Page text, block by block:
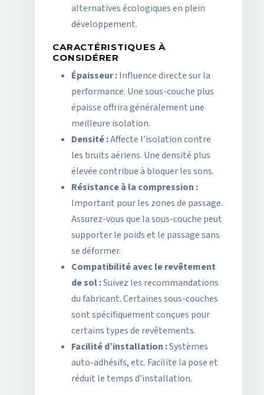
alternatives écologiques en plein
développement.
CARACTÉRISTIQUES À
CONSIDÉRER
Épaisseur :Influence directe sur la
performance. Une sous-couche plus
épaisse offrira généralement une
meilleure isolation.
Densité :Affecte l’isolation contre
les bruits aériens. Une densité plus
élevée contribue à bloquer les sons.
Résistance à la compression :
Important pour les zones de passage.
Assurez-vous que la sous-couche peut
supporter le poids et le passage sans
se déformer.
Compatibilité avec le revêtement
de sol :Suivez les recommandations
du fabricant. Certaines sous-couches
sont spécifiquement conçues pour
certains types de revêtements.
Facilité d’installation :Systèmes
auto-adhésifs, etc. Facilite la pose et
réduit le temps d’installation.